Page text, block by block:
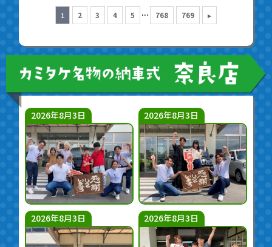
1 2 3 4 5 ... 768 769 ▸
2026年8月3日 2026年8月3日
2026年8月3日 2026年8月3日